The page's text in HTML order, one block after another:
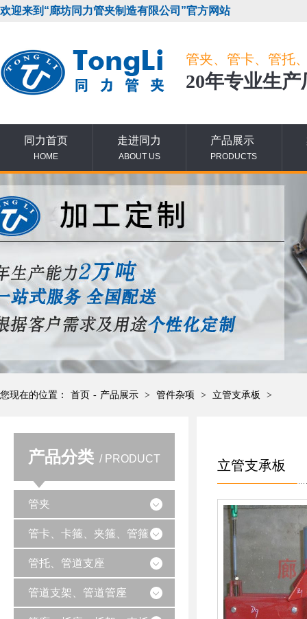
欢迎来到“廊坊同力管夹制造有限公司”官方网站
管夹、管卡、管托
20年专业生产
同力首页
HOME
走进同力
ABOUT US
产品展示
PRODUCTS
您现在的位置： 首页 - 产品展示 > 管件杂项 > 立管支承板 >
产品分类 / PRODUCT
管夹
管卡、卡箍、夹箍、管箍
管托、管道支座
管道支架、管道管座
立管支承板